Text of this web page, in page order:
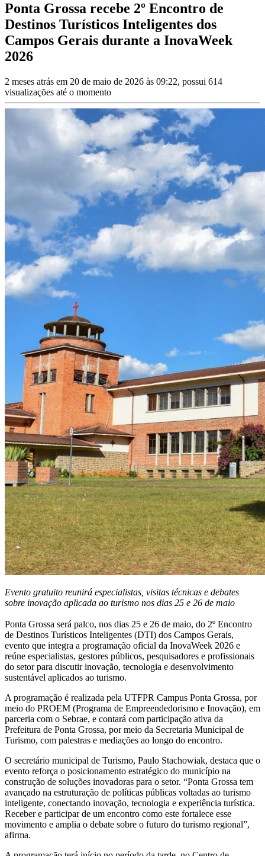
Ponta Grossa recebe 2º Encontro de
Destinos Turísticos Inteligentes dos
Campos Gerais durante a InovaWeek
2026
2 meses atrás em 20 de maio de 2026 às 09:22, possui 614
visualizações até o momento
Evento gratuito reunirá especialistas, visitas técnicas e debates
sobre inovação aplicada ao turismo nos dias 25 e 26 de maio
Ponta Grossa será palco, nos dias 25 e 26 de maio, do 2º Encontro
de Destinos Turísticos Inteligentes (DTI) dos Campos Gerais,
evento que integra a programação oficial da InovaWeek 2026 e
reúne especialistas, gestores públicos, pesquisadores e profissionais
do setor para discutir inovação, tecnologia e desenvolvimento
sustentável aplicados ao turismo.
A programação é realizada pela UTFPR Campus Ponta Grossa, por
meio do PROEM (Programa de Empreendedorismo e Inovação), em
parceria com o Sebrae, e contará com participação ativa da
Prefeitura de Ponta Grossa, por meio da Secretaria Municipal de
Turismo, com palestras e mediações ao longo do encontro.
O secretário municipal de Turismo, Paulo Stachowiak, destaca que o
evento reforça o posicionamento estratégico do município na
construção de soluções inovadoras para o setor. “Ponta Grossa tem
avançado na estruturação de políticas públicas voltadas ao turismo
inteligente, conectando inovação, tecnologia e experiência turística.
Receber e participar de um encontro como este fortalece esse
movimento e amplia o debate sobre o futuro do turismo regional”,
afirma.